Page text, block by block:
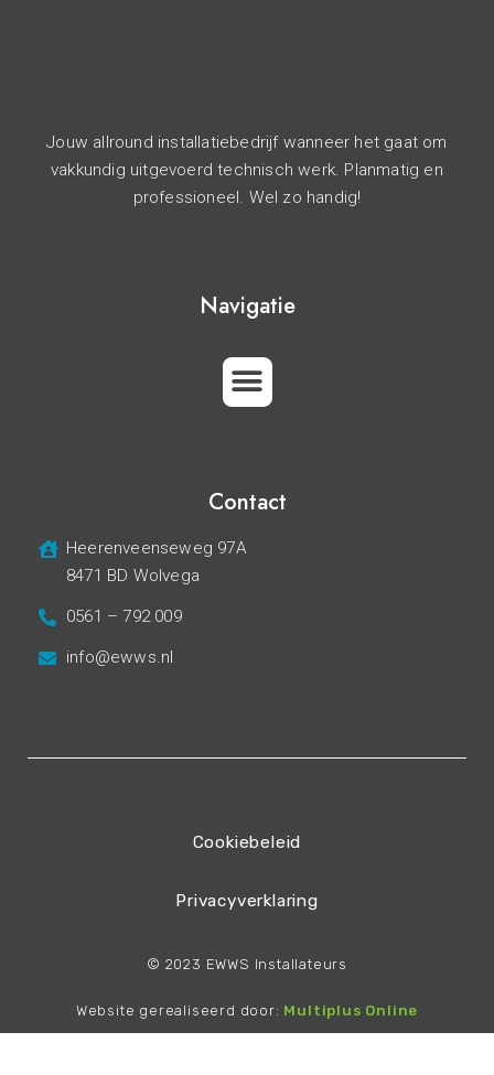
Jouw allround installatiebedrijf wanneer het gaat om
vakkundig uitgevoerd technisch werk. Planmatig en
professioneel. Wel zo handig!
Navigatie
Contact
Heerenveenseweg 97A
8471 BD Wolvega
0561 – 792 009
info@ewws.nl
© 2023 EWWS Installateurs
Website gerealiseerd door: Multiplus Online
Cookiebeleid
Privacyverklaring